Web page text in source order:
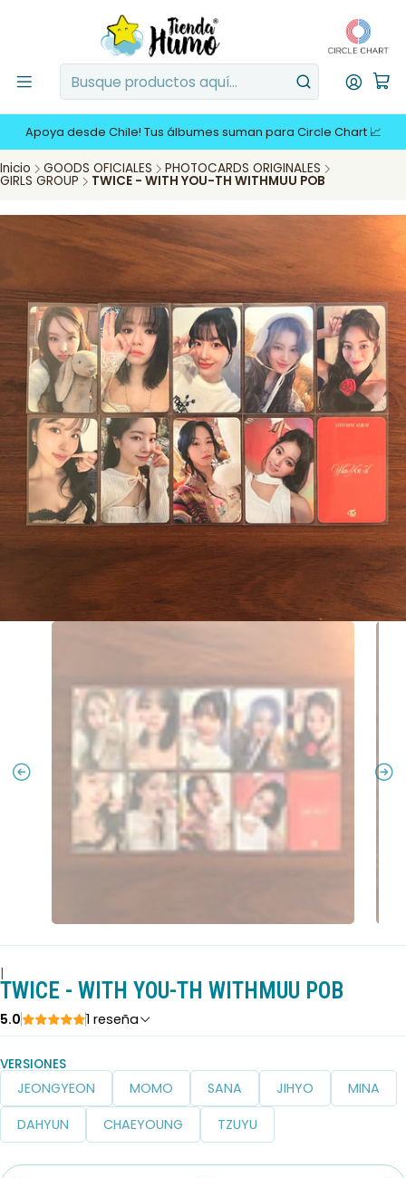
Apoya desde Chile! Tus álbumes suman para Circle Chart 📈
Inicio GOODS OFICIALES PHOTOCARDS ORIGINALES
GIRLS GROUP TWICE - WITH YOU-TH WITHMUU POB
|
TWICE - WITH YOU-TH WITHMUU POB
5.0 1 reseña
VERSIONES
JEONGYEON MOMO SANA JIHYO
MINA
DAHYUN
CHAEYOUNG TZUYU